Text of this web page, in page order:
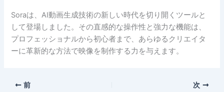
Soraは、AI動画生成技術の新しい時代を切り開くツールと
して登場しました。その直感的な操作性と強力な機能は、
プロフェッショナルから初心者まで、あらゆるクリエイタ
ーに革新的な方法で映像を制作する力を与えます。
前 次